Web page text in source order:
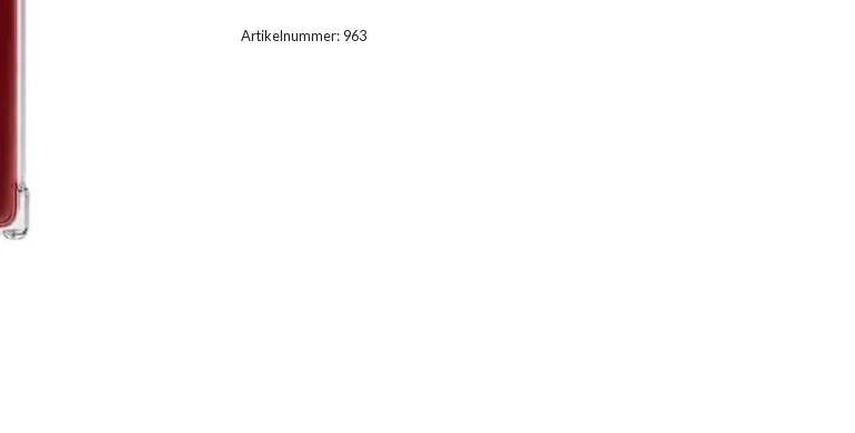
Artikelnummer:963